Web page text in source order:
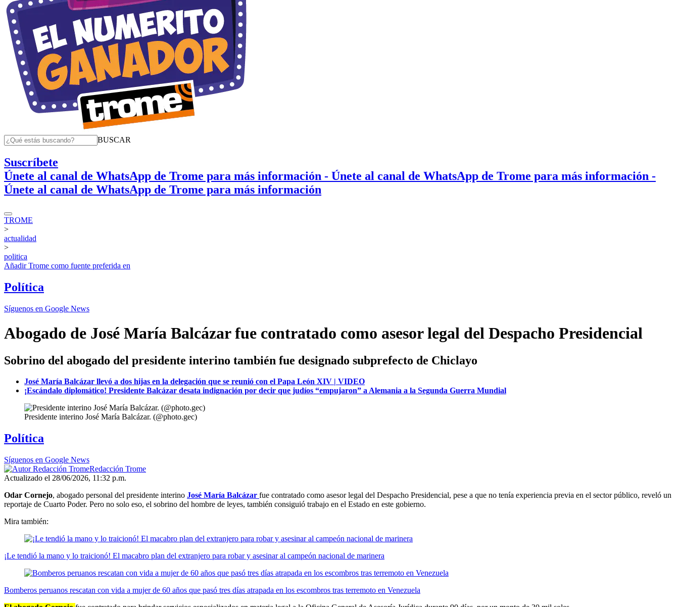
BUSCAR
Suscríbete
Únete al canal de WhatsApp de Trome para más información - Únete al canal de WhatsApp de Trome para más información -
Únete al canal de WhatsApp de Trome para más información
TROME
>
actualidad
>
politica
AñadirTrome como fuente preferida en
Política
Síguenos en Google News
Abogado de José María Balcázar fue contratado como asesor legal del Despacho Presidencial
Sobrino del abogado del presidente interino también fue designado subprefecto de Chiclayo
José María Balcázar llevó a dos hijas en la delegación que se reunió con el Papa León XIV | VIDEO
¡Escándalo diplomático! Presidente Balcázar desata indignación por decir que judíos “empujaron” a Alemania a la Segunda Guerra Mundial
Presidente interino José María Balcázar. (@photo.gec)
Política
Síguenos en Google News
Redacción Trome
Actualizado el 28/06/2026, 11:32 p.m.
Odar Cornejo, abogado personal del presidente interino José María Balcázar fue contratado como asesor legal del Despacho Presidencial, pese a que no tenía experiencia previa en el sector público, reveló un
reportaje de Cuarto Poder. Pero no solo eso, el sobrino del hombre de leyes, también consiguió trabajo en el Estado en este gobierno.
Mira también:
¡Le tendió la mano y lo traicionó! El macabro plan del extranjero para robar y asesinar al campeón nacional de marinera
Bomberos peruanos rescatan con vida a mujer de 60 años que pasó tres días atrapada en los escombros tras terremoto en Venezuela